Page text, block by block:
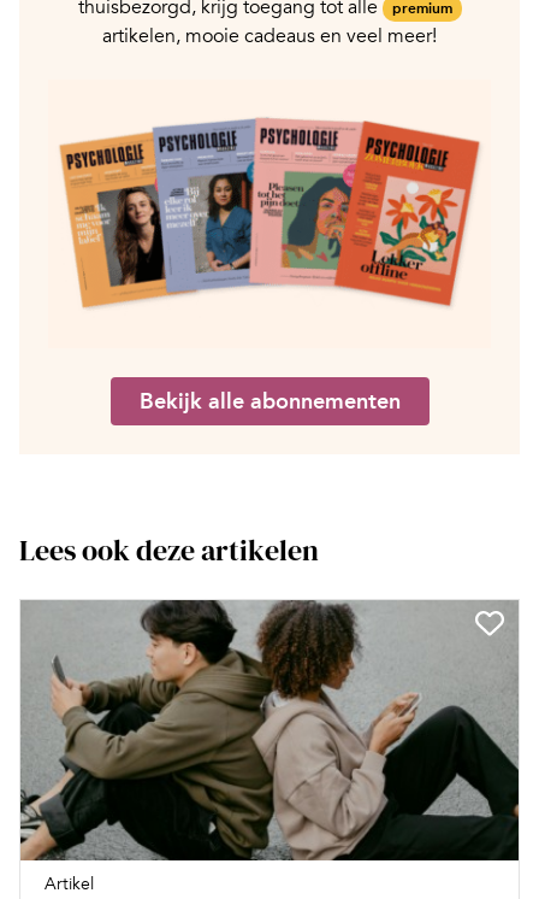
thuisbezorgd, krijg toegang tot alle
premium
artikelen, mooie cadeaus en veel meer!
Bekijk alle abonnementen
Lees ook deze artikelen
Artikel